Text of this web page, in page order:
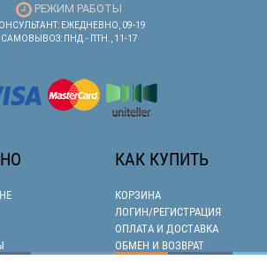
РЕЖИМ РАБОТЫ
ЕЖЕДНЕВНО, 09-19
САМОВЫВОЗ: ПНД.- ПТН., 11-17
КАК КУПИТЬ
КОРЗИНА
ЛОГИН/РЕГИСТРАЦИЯ
ОПЛАТА И ДОСТАВКА
ОБМЕН И ВОЗВРАТ